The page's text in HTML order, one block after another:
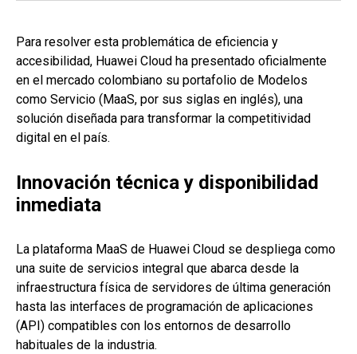
Para resolver esta problemática de eficiencia y
accesibilidad, Huawei Cloud ha presentado oficialmente
en el mercado colombiano su portafolio de Modelos
como Servicio (MaaS, por sus siglas en inglés), una
solución diseñada para transformar la competitividad
digital en el país.
Innovación técnica y disponibilidad
inmediata
La plataforma MaaS de Huawei Cloud se despliega como
una suite de servicios integral que abarca desde la
infraestructura física de servidores de última generación
hasta las interfaces de programación de aplicaciones
(API) compatibles con los entornos de desarrollo
habituales de la industria.